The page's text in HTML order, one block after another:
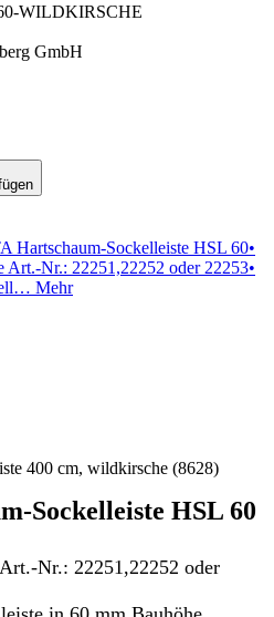
WILDKIRSCHE
GmbH
Hartschaum-Sockelleiste HSL 60•
Nr.: 22251,22252 oder 22253•
Mehr
400 cm, wildkirsche (8628)
Sockelleiste HSL 60
Nr.: 22251,22252 oder